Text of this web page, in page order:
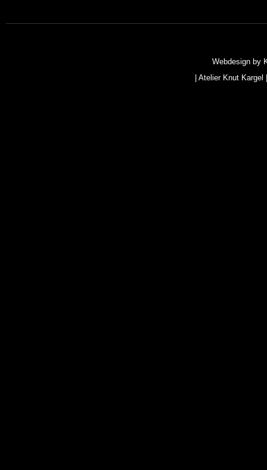
Webdesign by
|Atelier Knut Kargel